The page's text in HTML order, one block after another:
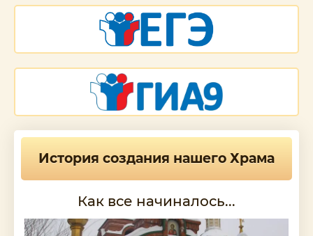
История создания нашего Храма
Как все начиналось...